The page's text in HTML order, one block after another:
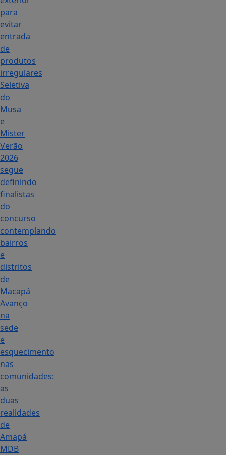
para
evitar
entrada
de
produtos
irregulares
Seletiva
do
Musa
e
Mister
Verão
2026
segue
definindo
finalistas
do
concurso
contemplando
bairros
e
distritos
de
Macapá
Avanço
na
sede
e
esquecimento
nas
comunidades:
as
duas
realidades
de
Amapá
MDB